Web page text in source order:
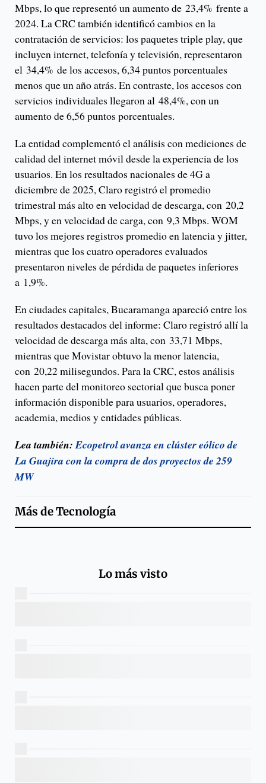
Mbps, lo que representó un aumento de 23,4% frente a
2024. La CRC también identificó cambios en la
contratación de servicios: los paquetes triple play, que
incluyen internet, telefonía y televisión, representaron
el 34,4% de los accesos, 6,34 puntos porcentuales
menos que un año atrás. En contraste, los accesos con
servicios individuales llegaron al 48,4%, con un
aumento de 6,56 puntos porcentuales.
La entidad complementó el análisis con mediciones de
calidad del internet móvil desde la experiencia de los
usuarios. En los resultados nacionales de 4G a
diciembre de 2025, Claro registró el promedio
trimestral más alto en velocidad de descarga, con 20,2
Mbps, y en velocidad de carga, con 9,3 Mbps. WOM
tuvo los mejores registros promedio en latencia y jitter,
mientras que los cuatro operadores evaluados
presentaron niveles de pérdida de paquetes inferiores
a 1,9%.
En ciudades capitales, Bucaramanga apareció entre los
resultados destacados del informe: Claro registró allí la
velocidad de descarga más alta, con 33,71 Mbps,
mientras que Movistar obtuvo la menor latencia,
con 20,22 milisegundos. Para la CRC, estos análisis
hacen parte del monitoreo sectorial que busca poner
información disponible para usuarios, operadores,
academia, medios y entidades públicas.
Lea también:Ecopetrol avanza en clúster eólico de
La Guajira con la compra de dos proyectos de 259
MW
Más deTecnología
Lo más visto